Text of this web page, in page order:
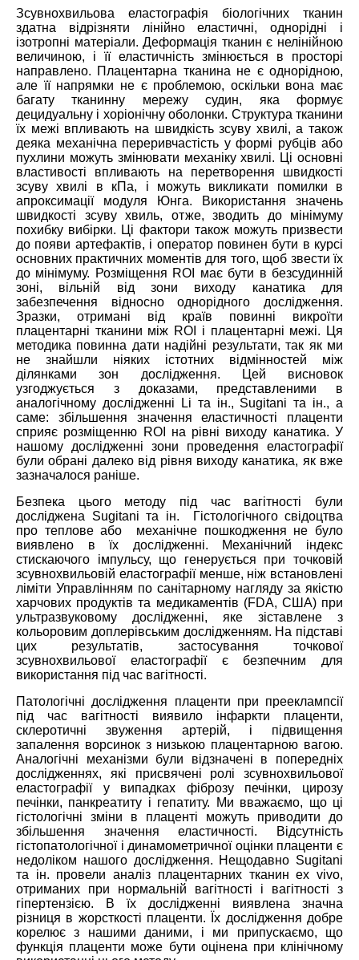
Зсувнохвильова еластографія біологічних тканин
здатна відрізняти лінійно еластичні, однорідні і
ізотропні матеріали. Деформація тканин є нелінійною
величиною, і її еластичність змінюється в просторі
направлено. Плацентарна тканина не є однорідною,
але її напрямки не є проблемою, оскільки вона має
багату тканинну мережу судин, яка формує
децидуальну і хоріонічну оболонки. Структура тканини
їх межі впливають на швидкість зсуву хвилі, а також
деяка механічна переривчастість у формі рубців або
пухлини можуть змінювати механіку хвилі. Ці основні
властивості впливають на перетворення швидкості
зсуву хвилі в кПа, і можуть викликати помилки в
апроксимації модуля Юнга. Використання значень
швидкості зсуву хвиль, отже, зводить до мінімуму
похибку вибірки. Ці фактори також можуть призвести
до появи артефактів, і оператор повинен бути в курсі
основних практичних моментів для того, щоб звести їх
до мінімуму. Розміщення ROI має бути в безсудинній
зоні, вільній від зони виходу канатика для
забезпечення відносно однорідного дослідження.
Зразки, отримані від країв повинні викроїти
плацентарні тканини між ROI і плацентарні межі. Ця
методика повинна дати надійні результати, так як ми
не знайшли ніяких істотних відмінностей між
ділянками зон дослідження. Цей висновок
узгоджується з доказами, представленими в
аналогічному дослідженні Li та ін., Sugitani та ін., а
саме: збільшення значення еластичності плаценти
сприяє розміщенню ROI на рівні виходу канатика. У
нашому дослідженні зони проведення еластографії
були обрані далеко від рівня виходу канатика, як вже
зазначалося раніше.
Безпека цього методу під час вагітності були
досліджена Sugitani та ін. Гістологічного свідоцтва
про теплове або механічне пошкодження не було
виявлено в їх дослідженні. Механічний індекс
стискаючого імпульсу, що генерується при точковій
зсувнохвильовій еластографії менше, ніж встановлені
ліміти Управлінням по санітарному нагляду за якістю
харчових продуктів та медикаментів (FDA, США) при
ультразвуковому дослідженні, яке зіставлене з
кольоровим доплерівським дослідженням. На підставі
цих результатів, застосування точкової
зсувнохвильової еластографії є безпечним для
використання під час вагітності.
Патологічні дослідження плаценти при прееклампсії
під час вагітності виявило інфаркти плаценти,
склеротичні звуження артерій, і підвищення
запалення ворсинок з низькою плацентарною вагою.
Аналогічні механізми були відзначені в попередніх
дослідженнях, які присвячені ролі зсувнохвильової
еластографії у випадках фіброзу печінки, цирозу
печінки, панкреатиту і гепатиту. Ми вважаємо, що ці
гістологічні зміни в плаценті можуть приводити до
збільшення значення еластичності. Відсутність
гістопатологічної і динамометричної оцінки плаценти є
недоліком нашого дослідження. Нещодавно Sugitani
та ін. провели аналіз плацентарних тканин ex vivo,
отриманих при нормальній вагітності і вагітності з
гіпертензією. В їх дослідженні виявлена значна
різниця в жорсткості плаценти. Їх дослідження добре
корелює з нашими даними, і ми припускаємо, що
функція плаценти може бути оцінена при клінічному